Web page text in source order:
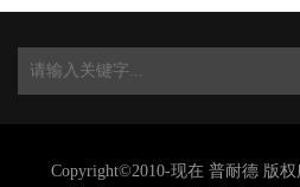
Copyright©2010-现在 普耐德 版权